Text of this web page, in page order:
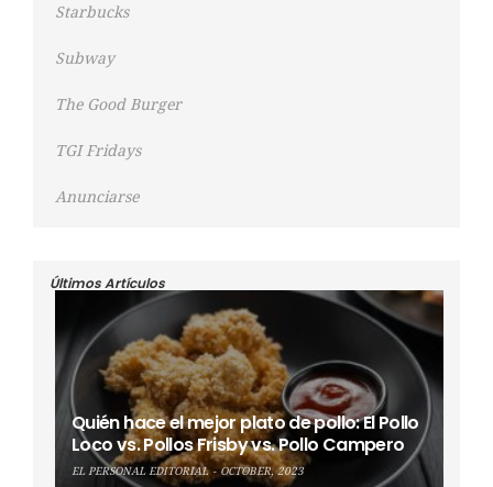
Starbucks
Subway
The Good Burger
TGI Fridays
Anunciarse
Últimos Artículos
Quién hace el mejor plato de pollo: El Pollo
Loco vs. Pollos Frisby vs. Pollo Campero
EL PERSONAL EDITORIAL OCTOBER, 2023